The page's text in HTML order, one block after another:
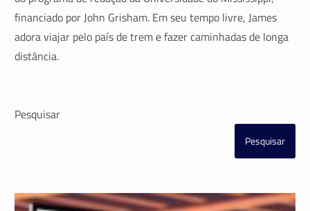
financiado por John Grisham. Em seu tempo livre, James
adora viajar pelo país de trem e fazer caminhadas de longa
distância.
Pesquisar
Pesquisar